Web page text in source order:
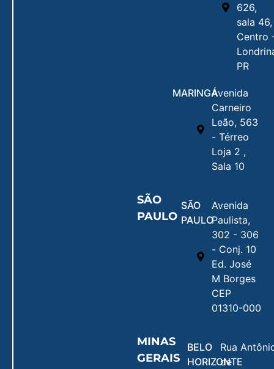
626,
sala 46,
Centro
PR
MARINGÁAvenida
Carneiro
Leão, 563
- Térreo
Loja 2 ,
Sala 10
SÃO
PAULO
SÃO
PAULO
Avenida
Paulista,
302 - 306
- Conj. 10
Ed. José
M Borges
CEP
01310-000
MINAS
GERAIS
BELO
HORIZONTE
Rua
de